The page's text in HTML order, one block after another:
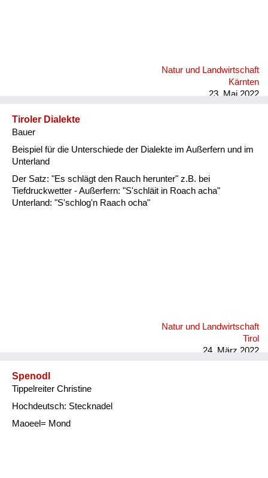
Natur und Landwirtschaft
Kärnten
23. Mai 2022
Tiroler Dialekte
Bauer
Beispiel für die Unterschiede der Dialekte im Außerfern und im
Unterland
Der Satz: "Es schlägt den Rauch herunter" z.B. bei
Tiefdruckwetter - Außerfern: "S'schläit in Roach acha"
Unterland: "S'schlog'n Raach ocha"
Natur und Landwirtschaft
Tirol
24. März 2022
Spenodl
Tippelreiter Christine
Hochdeutsch: Stecknadel
Maoeel= Mond